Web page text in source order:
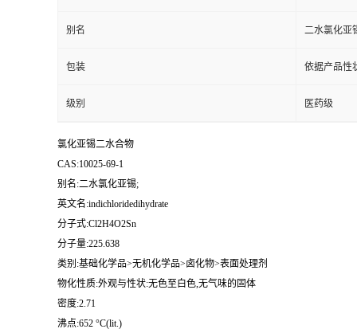
别名 二水氯化亚
包装 依据产品性
级别 医药级
氯化亚锡二水合物
CAS:10025-69-1
别名:二水氯化亚锡;
英文名:indichloridedihydrate
分子式:Cl2H4O2Sn
分子量:225.638
类别:基础化学品>无机化学品>卤化物>表面处理剂
物化性质:外观与性状:无色至白色,无气味的固体
密度:2.71
沸点:652 °C(lit.)